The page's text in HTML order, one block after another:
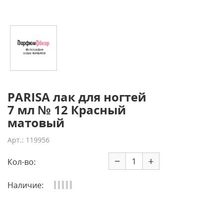
PARISA лак для ногтей
7 мл № 12 Красный
матовый
Арт.: 119956
Кол-во: − +
Наличие: